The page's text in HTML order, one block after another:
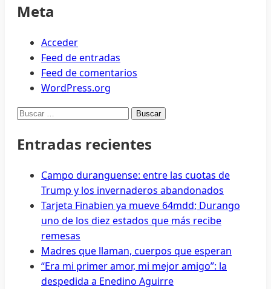
Meta
Acceder
Feed de entradas
Feed de comentarios
WordPress.org
Buscar:
Entradas recientes
Campo duranguense: entre las cuotas de
Trump y los invernaderos abandonados
Tarjeta Finabien ya mueve 64mdd; Durango
uno de los diez estados que más recibe
remesas
Madres que llaman, cuerpos que esperan
“Era mi primer amor, mi mejor amigo”: la
despedida a Enedino Aguirre